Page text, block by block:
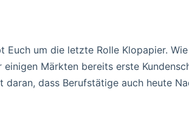
um die letzte Rolle Klopapier.
Märkten bereits erste
dass Berufstätige auch heute